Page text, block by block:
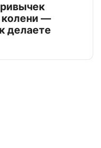
колени —
делаете